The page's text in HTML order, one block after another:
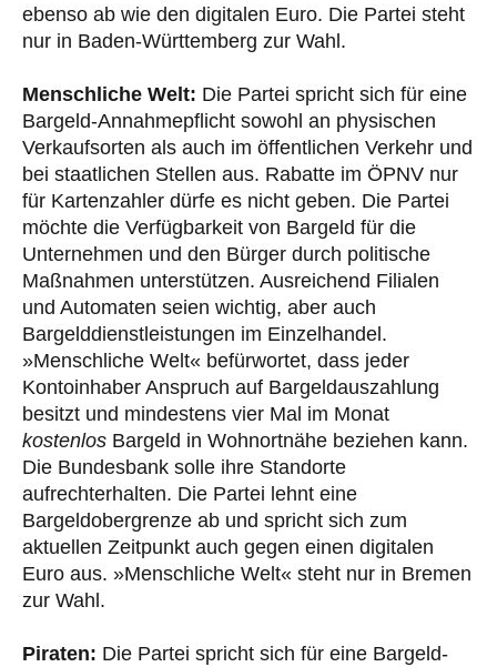
ebenso ab wie den digitalen Euro. Die Partei steht
nur in Baden-Württemberg zur Wahl.
Menschliche Welt: Die Partei spricht sich für eine
Bargeld-Annahmepflicht sowohl an physischen
Verkaufsorten als auch im öffentlichen Verkehr und
bei staatlichen Stellen aus. Rabatte im ÖPNV nur
für Kartenzahler dürfe es nicht geben. Die Partei
möchte die Verfügbarkeit von Bargeld für die
Unternehmen und den Bürger durch politische
Maßnahmen unterstützen. Ausreichend Filialen
und Automaten seien wichtig, aber auch
Bargelddienstleistungen im Einzelhandel.
»Menschliche Welt« befürwortet, dass jeder
Kontoinhaber Anspruch auf Bargeldauszahlung
besitzt und mindestens vier Mal im Monat
kostenlos Bargeld in Wohnortnähe beziehen kann.
Die Bundesbank solle ihre Standorte
aufrechterhalten. Die Partei lehnt eine
Bargeldobergrenze ab und spricht sich zum
aktuellen Zeitpunkt auch gegen einen digitalen
Euro aus. »Menschliche Welt« steht nur in Bremen
zur Wahl.
Piraten: Die Partei spricht sich für eine Bargeld-